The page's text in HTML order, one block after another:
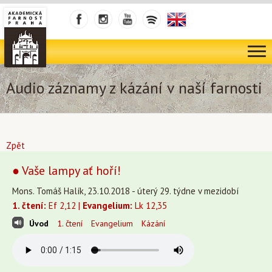
Audio záznamy z kázání v naší farnosti
Zpět
● Vaše lampy ať hoří!
Mons. Tomáš Halík, 23.10.2018 - úterý 29. týdne v mezidobí
1. čtení: Ef 2,12 | Evangelium: Lk 12,35
Úvod 1. čtení Evangelium Kázání